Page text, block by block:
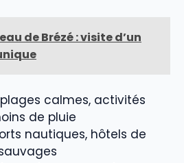
de Brézé : visite d’un
calmes, activités
de pluie
nautiques, hôtels de